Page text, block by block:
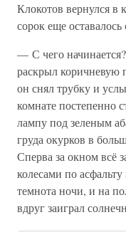
Клокотов вернулся в
сорок еще
— С чего
раскрыл коричневую
он снял трубку и
комнате постепенно
лампу под зеленым
груда окурков в
Сперва за окном всё
колесами по
темнота ночи, и на
вдруг заиграл